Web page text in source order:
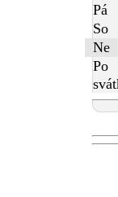
Pá
So
Ne
Po